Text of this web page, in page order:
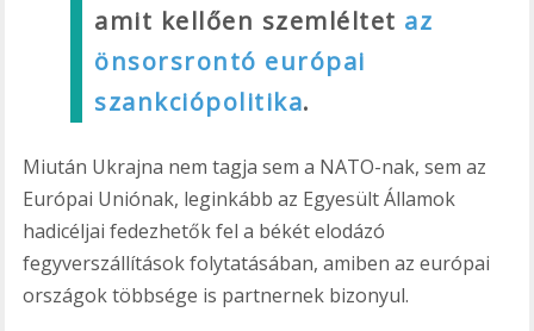
amit kellően szemléltet az
önsorsrontó európai
szankciópolitika.
Miután Ukrajna nem tagja sem a NATO-nak, sem az
Európai Uniónak, leginkább az Egyesült Államok
hadicéljai fedezhetők fel a békét elodázó
fegyverszállítások folytatásában, amiben az európai
országok többsége is partnernek bizonyul.